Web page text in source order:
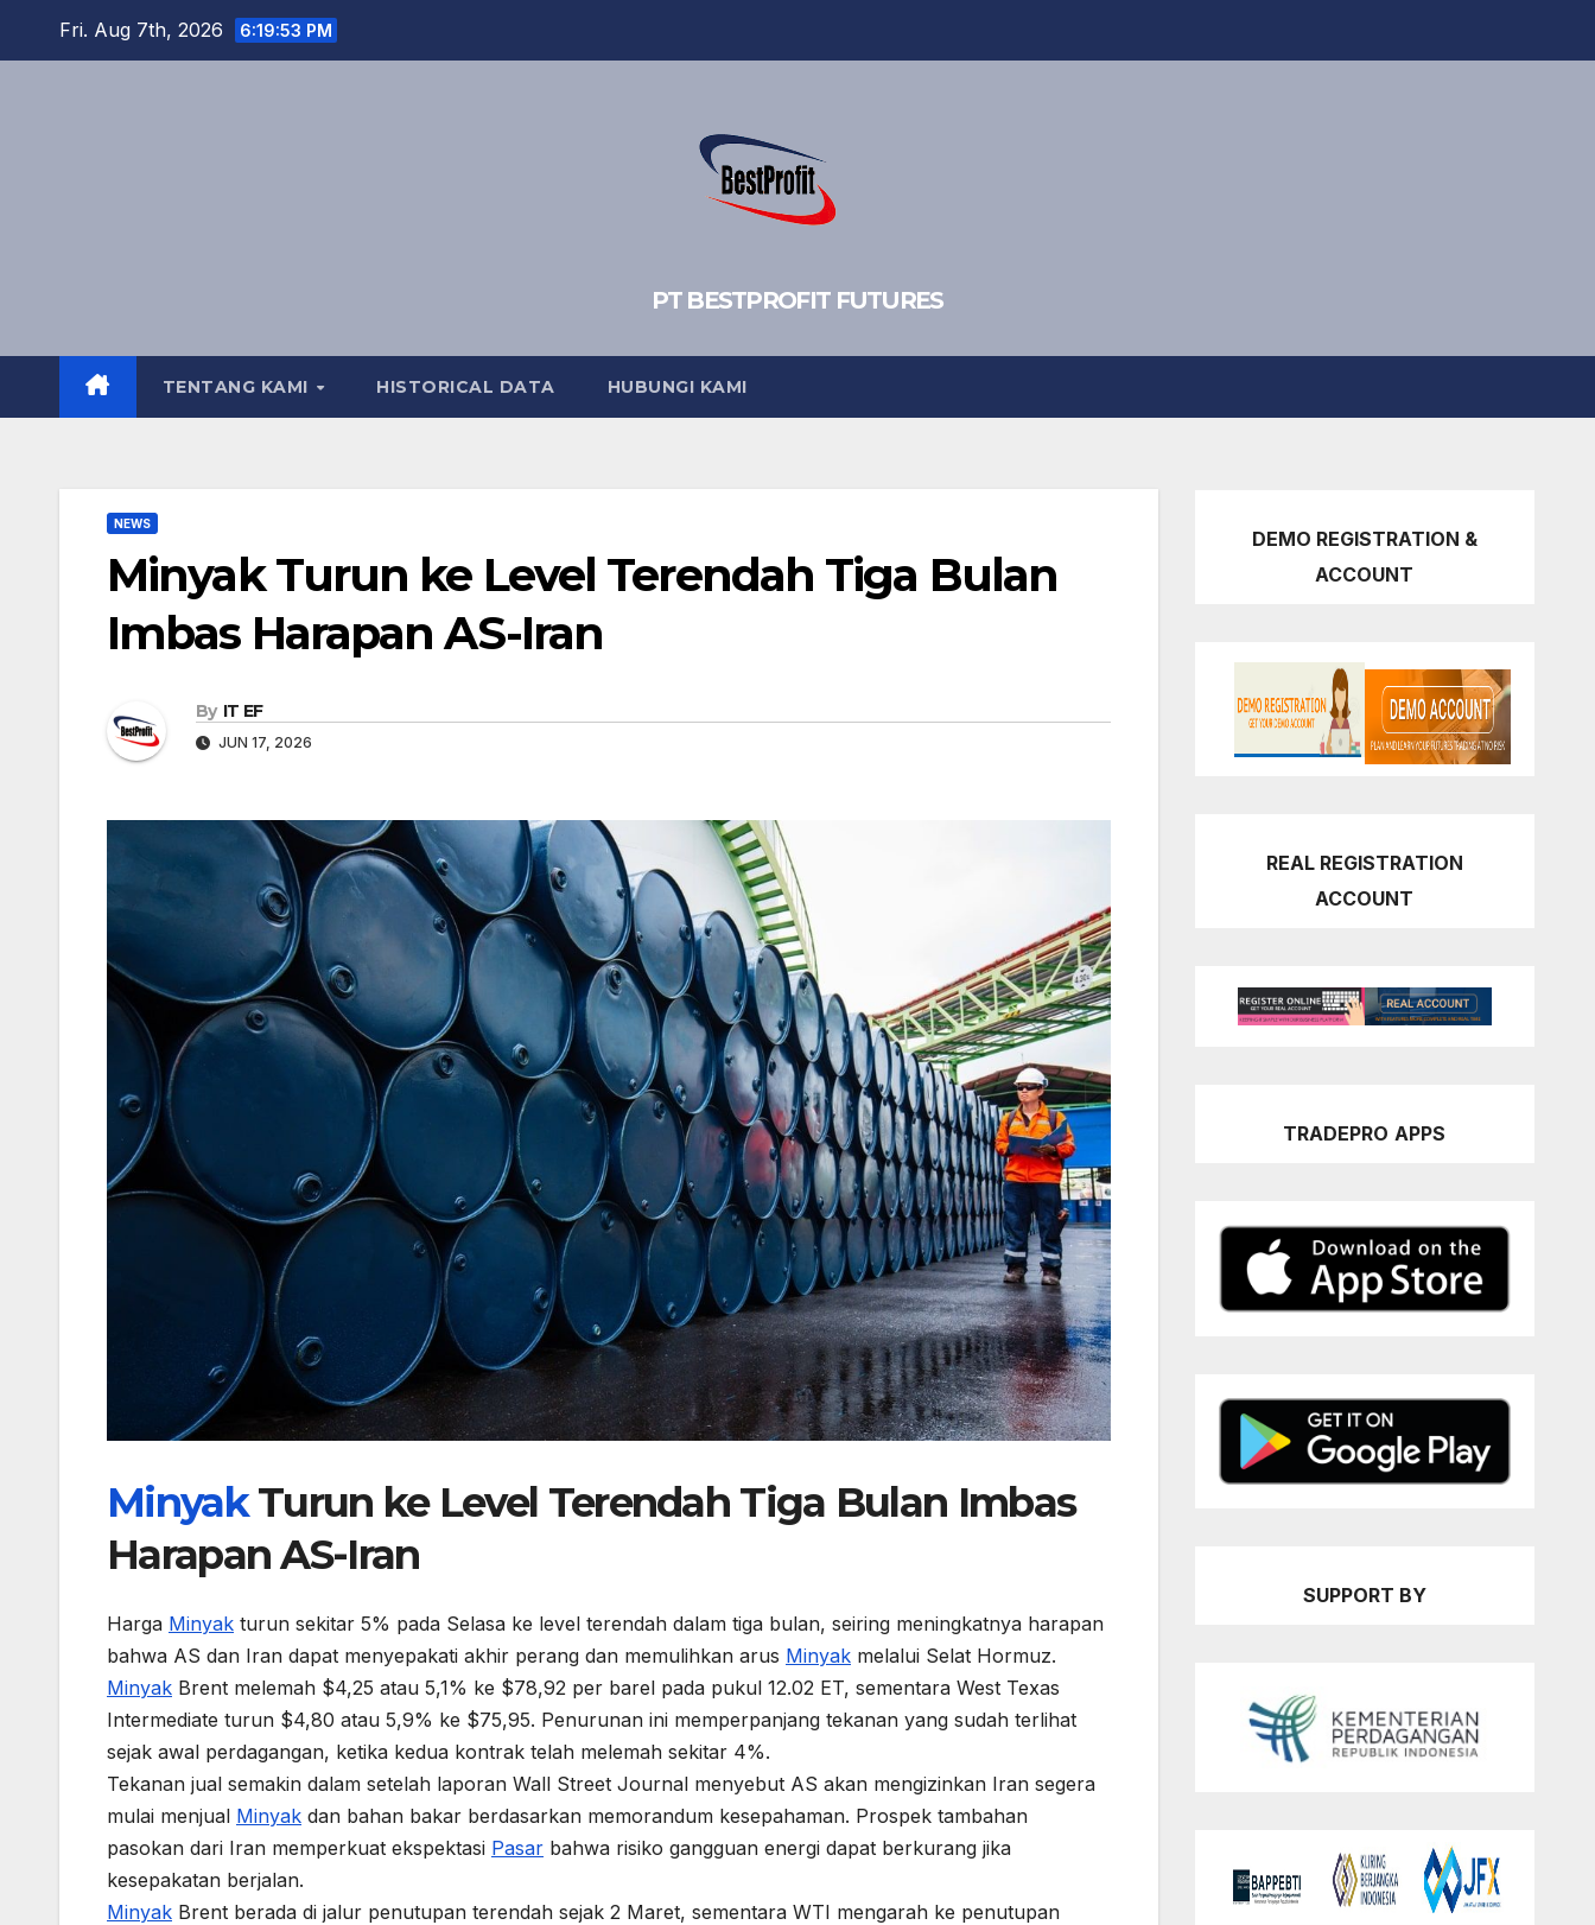
Fri. Aug 7th, 2026 6:19:54 PM
PT BESTPROFIT FUTURES
TENTANG KAMI HISTORICAL DATA HUBUNGI KAMI
NEWS
Minyak Turun ke Level Terendah Tiga Bulan
Imbas Harapan AS-Iran
By IT EF
JUN 17, 2026
MinyakTurun ke Level Terendah Tiga Bulan Imbas
Harapan AS-Iran
Harga Minyak turun sekitar 5% pada Selasa ke level terendah dalam tiga bulan, seiring meningkatnya harapan
bahwa AS dan Iran dapat menyepakati akhir perang dan memulihkan arus Minyak melalui Selat Hormuz.
Minyak Brent melemah $4,25 atau 5,1% ke $78,92 per barel pada pukul 12.02 ET, sementara West Texas
Intermediate turun $4,80 atau 5,9% ke $75,95. Penurunan ini memperpanjang tekanan yang sudah terlihat
sejak awal perdagangan, ketika kedua kontrak telah melemah sekitar 4%.
Tekanan jual semakin dalam setelah laporan Wall Street Journal menyebut AS akan mengizinkan Iran segera
mulai menjual Minyak dan bahan bakar berdasarkan memorandum kesepahaman. Prospek tambahan
pasokan dari Iran memperkuat ekspektasi Pasar bahwa risiko gangguan energi dapat berkurang jika
kesepakatan berjalan.
Minyak Brent berada di jalur penutupan terendah sejak 2 Maret, sementara WTI mengarah ke penutupan
DEMO REGISTRATION &
ACCOUNT
REAL REGISTRATION
ACCOUNT
TRADEPRO APPS
SUPPORT BY